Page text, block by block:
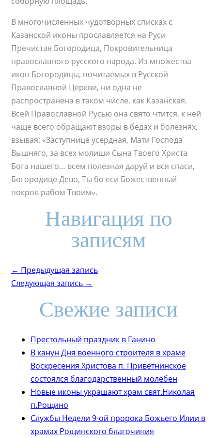
В многочисленных чудотворных списках с
Казанской иконы прославляется на Руси
Пречистая Богородица, Покровительница
православного русского народа. Из множества
икон Богородицы, почитаемых в Русской
Православной Церкви, ни одна не
распространена в таком числе, как Казанская.
Всей Православной Русью она свято чтится, к ней
чаще всего обращают взоры в бедах и болезнях,
взывая: «Заступнице усердная, Мати Господа
Вышняго, за всех молиши Сына Твоего Христа
Бога нашего… всем полезная даруй и вся спаси,
Богородице Дево, Ты бо еси Божественный
покров рабом Твоим».
Навигация по
записям
← Предыдущая запись
Следующая запись →
Свежие записи
Престольный праздник в Ганино
В канун Дня военного строителя в храме
Воскресения Христова п. Приветнинское
состоялся благодарственный молебен
Новые иконы украшают храм свят.Николая
п.Рощино
Службы Недели 9-ой пророка Божьего Илии в
храмах Рощинского благочиния